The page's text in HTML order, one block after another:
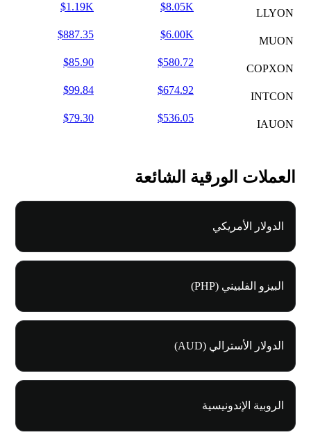
LLYON
$8.05K
$1.19K
MUON
$6.00K
$887.35
COPXON
$580.72
$85.90
INTCON
$674.92
$99.84
IAUON
$536.05
$79.30
العملات الورقية الشائعة
الدولار الأمريكي
البيزو الفلبيني (PHP)
الدولار الأسترالي (AUD)
الروبية الإندونيسية